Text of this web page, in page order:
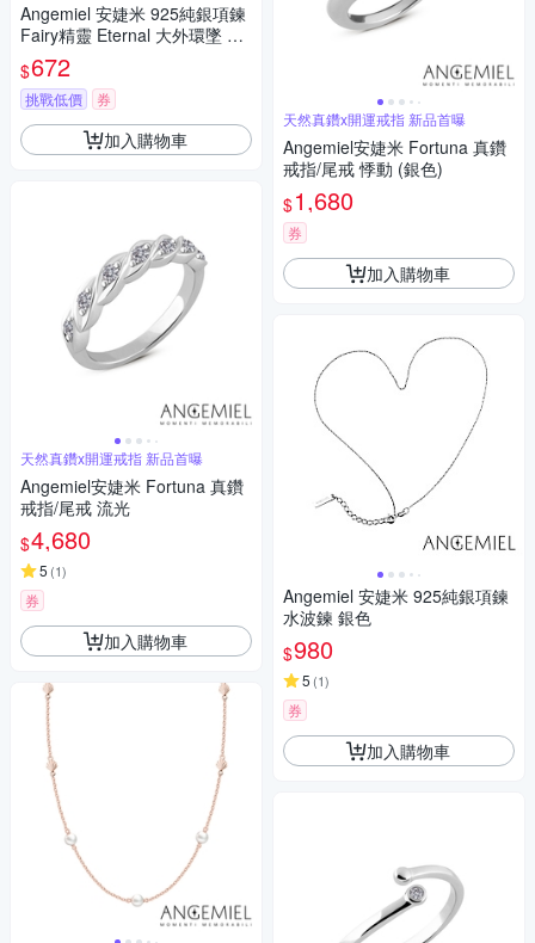
Angemiel 安婕米 925純銀項鍊
Fairy精靈 Eternal 大外環墜 白
鑽.銀
$672
挑戰低價 券
加入購物車
天然真鑽x開運戒指 新品首曝
Angemiel安婕米 Fortuna 真鑽
戒指/尾戒 流光
$4,680
5 (1)
券
加入購物車
天然真鑽x開運戒指 新品首曝
Angemiel安婕米 Fortuna 真鑽
戒指/尾戒 悸動 (銀色)
$1,680
券
加入購物車
Angemiel 安婕米 925純銀項鍊
水波鍊 銀色
$980
5 (1)
券
加入購物車